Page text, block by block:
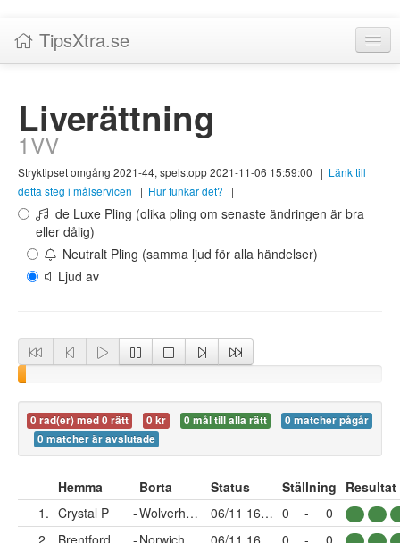
TipsXtra.se
Tabeller
Livescore!
Tipsförslag
Statistik
Liverättning
Om TipsXtra.se
Liverättning
1VV
Stryktipset omgång 2021-44, spelstopp 2021-11-06 15:59:00 | Länk till
detta steg i målservicen
| Hur funkar det? |
de Luxe Pling (olika pling om senaste ändringen är bra
eller dålig)
Neutralt Pling (samma ljud för alla händelser)
Ljud av
0 rad(er) med 0 rätt 0 kr 0 mål till alla rätt
0 matcher pågår
0 matcher är avslutade
Hemma Borta Status Ställning Resultat
1. Crystal P - Wolverhampton 06/11 16:00 0 -
0
2. Brentford -Norwich 06/11 16:00 0 -
0